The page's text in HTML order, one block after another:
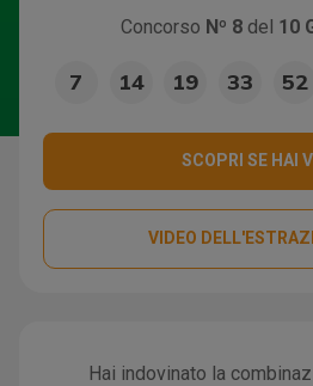
Concorso Nº 8 del 10
7 14 19 33 52
SCOPRI SE HAI
VIDEO
Hai indovinato la